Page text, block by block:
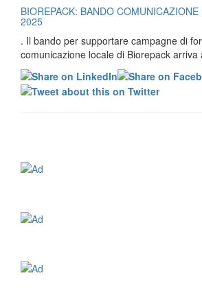
BIOREPACK: BANDO
2025
. Il bando per supportare campagne di
comunicazione locale di Biorepack